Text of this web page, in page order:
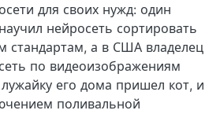
для своих нужд: один
нейросеть сортировать
стандартам, а в США владелец
по видеоизображениям
его дома пришел кот, и
поливальной